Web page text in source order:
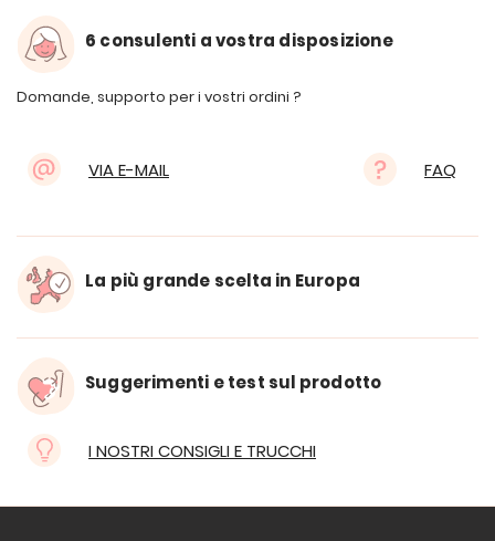
6 consulenti a vostra disposizione
Domande, supporto per i vostri ordini ?
VIA E-MAIL FAQ
La più grande scelta in Europa
Suggerimenti e test sul prodotto
I NOSTRI CONSIGLI E TRUCCHI